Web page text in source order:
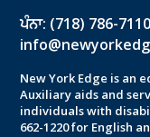
ਪੰਨਾ: (718) 786-7110
New York Edge is an
Auxiliary aids and
individuals with
662-1220 for English